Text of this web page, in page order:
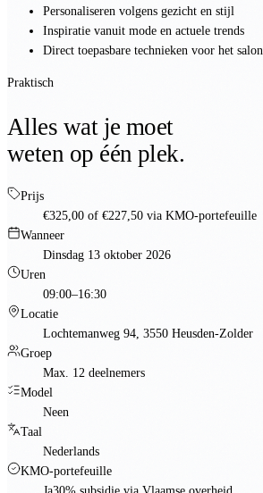
Personaliseren volgens gezicht en stijl
Inspiratie vanuit mode en actuele trends
Direct toepasbare technieken voor het salon
Praktisch
Alles wat je moet
weten op één plek.
Prijs
€325,00 of €227,50 via KMO-portefeuille
Wanneer
Dinsdag 13 oktober 2026
Uren
09:00–16:30
Locatie
Lochtemanweg 94, 3550 Heusden-Zolder
Groep
Max. 12 deelnemers
Model
Neen
Taal
Nederlands
KMO-portefeuille